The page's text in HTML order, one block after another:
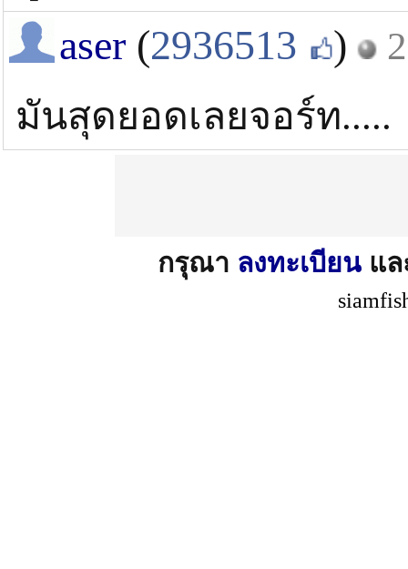
aser (2936513 )
มันสุดยอดเลยจอร์ท.....
กรุณา ลงทะเบียน แ